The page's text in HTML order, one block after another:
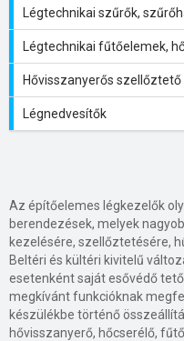
Légtechnikai szűrők,
Légtechnikai fűtőelemek,
Hővisszanyerős
Légnedvesítők
Az építőelemes légkezelők
berendezések, melyek
kezelésére, szellőztetésére,
Beltéri és kültéri kivitelű
esetenként saját esővédő
megkívánt funkcióknak
készülékbe történő
hővisszanyerő, hőcserélő,